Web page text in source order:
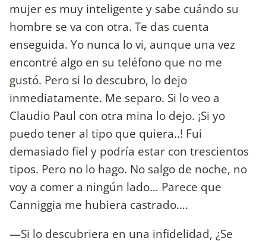
mujer es muy inteligente y sabe cuándo su
hombre se va con otra. Te das cuenta
enseguida. Yo nunca lo vi, aunque una vez
encontré algo en su teléfono que no me
gustó. Pero si lo descubro, lo dejo
inmediatamente. Me separo. Si lo veo a
Claudio Paul con otra mina lo dejo. ¡Si yo
puedo tener al tipo que quiera..! Fui
demasiado fiel y podría estar con trescientos
tipos. Pero no lo hago. No salgo de noche, no
voy a comer a ningún lado… Parece que
Canniggia me hubiera castrado….
—Si lo descubriera en una infidelidad, ¿Se